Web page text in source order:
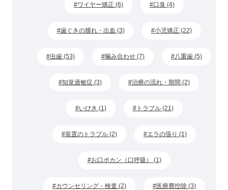
ワイヤー矯正 (6) 口臭 (4)
歯ぐきの腫れ・出血 (3) 小児矯正 (22)
虫歯 (53) 噛み合わせ (7) 八重歯 (5)
知覚過敏症 (3) 治療の流れ・期間 (2)
いびき (1) トラブル (21)
装置のトラブル (2) エラの張り (1)
お口ポカン（口呼吸） (1)
カウンセリング・検査 (2) 医療費控除 (3)